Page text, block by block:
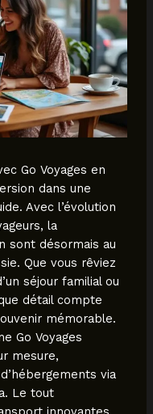
Go Voyages en
dans une
Avec l’évolution
la
sont désormais au
Que vous rêviez
séjour familial ou
détail compte
mémorable.
Go Voyages
mesure,
via
Le tout